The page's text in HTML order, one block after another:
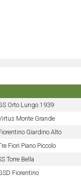
Orto Lungo 1939
Monte Grande
Giardino Alto
Fiori Piano Piccolo
Torre Bella
Fiorentino